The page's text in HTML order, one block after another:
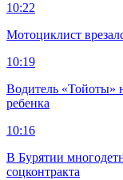
10:22
Мотоциклист
10:19
Водитель «Тойоты»
ребенка
10:16
В Бурятии
соцконтракта